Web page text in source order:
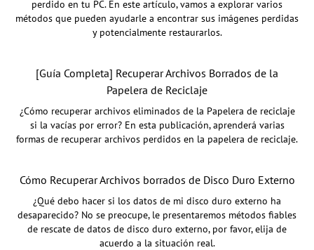
perdido en tu PC. En este artículo, vamos a explorar varios
métodos que pueden ayudarle a encontrar sus imágenes perdidas
y potencialmente restaurarlos.
[Guía Completa] Recuperar Archivos Borrados de la
Papelera de Reciclaje
¿Cómo recuperar archivos eliminados de la Papelera de reciclaje
si la vacías por error? En esta publicación, aprenderá varias
formas de recuperar archivos perdidos en la papelera de reciclaje.
Cómo Recuperar Archivos borrados de Disco Duro Externo
¿Qué debo hacer si los datos de mi disco duro externo ha
desaparecido? No se preocupe, le presentaremos métodos fiables
de rescate de datos de disco duro externo, por favor, elija de
acuerdo a la situación real.